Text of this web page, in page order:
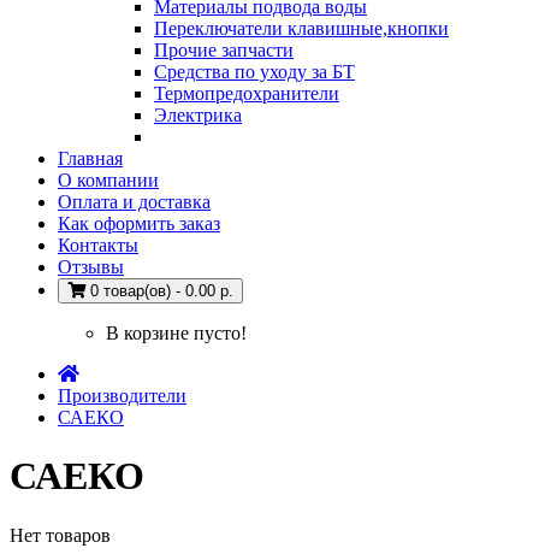
Материалы подвода воды
Переключатели клавишные,кнопки
Прочие запчасти
Средства по уходу за БТ
Термопредохранители
Электрика
Главная
О компании
Оплата и доставка
Как оформить заказ
Контакты
Отзывы
0 товар(ов) - 0.00 р.
В корзине пусто!
Производители
САЕКО
САЕКО
Нет товаров